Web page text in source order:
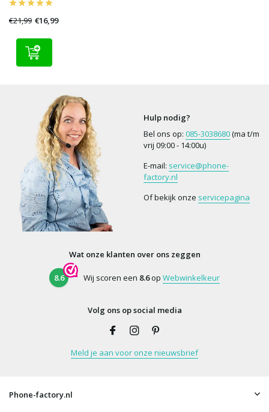
€21,99 €16,99
Hulp nodig?
Bel ons op: 085-3038680(ma t/m
vrij 09:00 - 14:00u)
E-mail: service@phone-
factory.nl
Of bekijk onze servicepagina
Wat onze klanten over ons zeggen
8.6 Wij scoren een 8.6op Webwinkelkeur
Volg ons op social media
Meld je aan voor onze nieuwsbrief
Phone-factory.nl